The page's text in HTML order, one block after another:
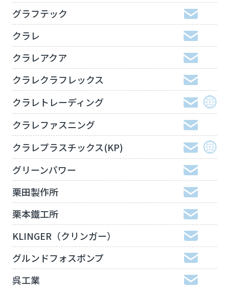
グラフテック
クラレ
クラレアクア
クラレクラフレックス
クラレトレーディング
クラレファスニング
クラレプラスチックス(KP)
グリーンパワー
栗田製作所
栗本鐵工所
KLINGER（クリンガー）
グルンドフォスポンプ
呉工業